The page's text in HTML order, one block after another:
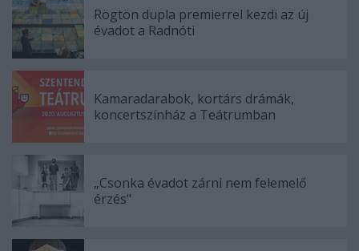
Rögtön dupla premierrel kezdi az új
évadot a Radnóti
Kamaradarabok, kortárs drámák,
koncertszínház a Teátrumban
„Csonka évadot zárni nem felemelő
érzés"